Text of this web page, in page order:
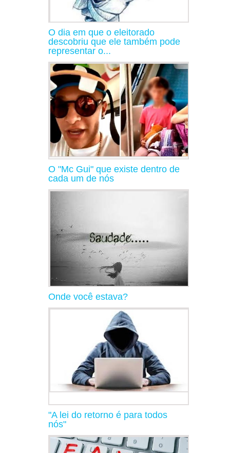
O dia em que o eleitorado
descobriu que ele também pode
representar o...
O "Mc Gui" que existe dentro de
cada um de nós
Onde você estava?
"A lei do retorno é para todos
nós"